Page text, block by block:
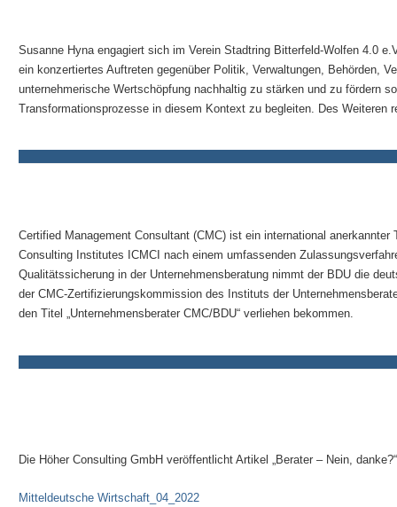
Susanne Hyna engagiert sich im Verein Stadtring Bitterfeld-Wolfen 4.0
ein konzertiertes Auftreten gegenüber Politik, Verwaltungen, Behörden,
unternehmerische Wertschöpfung nachhaltig zu stärken und zu fördern
Transformationsprozesse in diesem Kontext zu begleiten. Des Weiteren
Certified Management Consultant (CMC) ist ein international
Consulting Institutes ICMCI nach einem umfassenden
Qualitätssicherung in der Unternehmensberatung nimmt der BDU die
der CMC-Zertifizierungskommission des Instituts der
den Titel „Unternehmensberater CMC/BDU“ verliehen bekommen.
Die Höher Consulting GmbH veröffentlicht Artikel „Berater – Nein,
Mitteldeutsche Wirtschaft_04_2022